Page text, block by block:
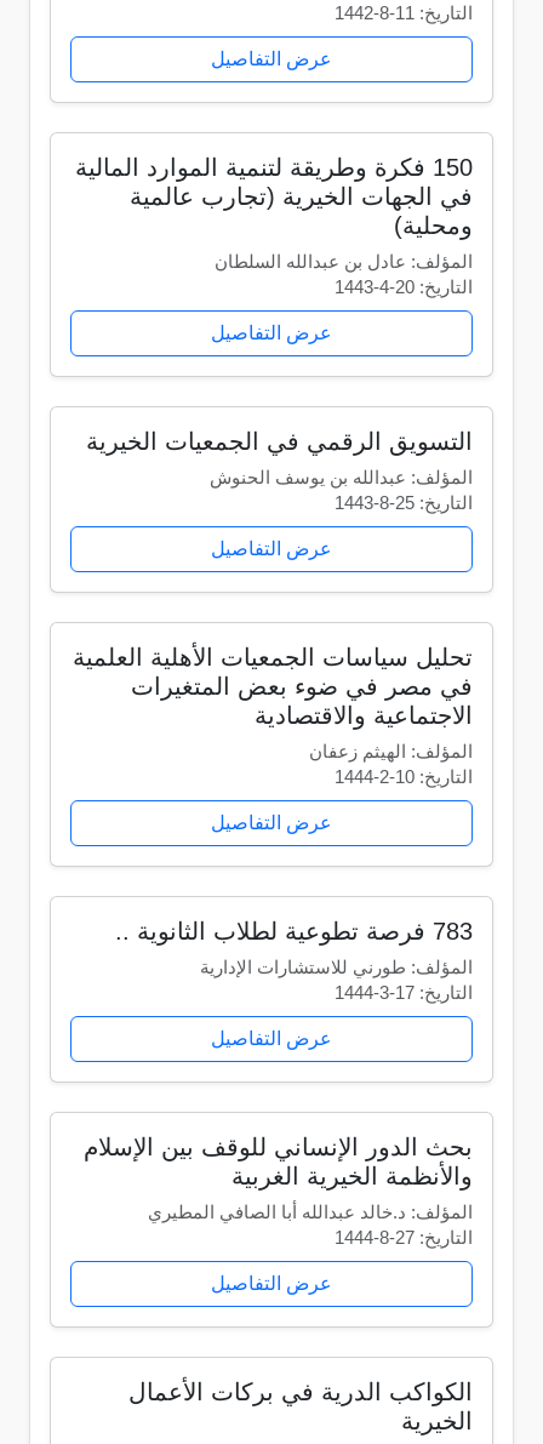
التاريخ: 11-8-1442
عرض التفاصيل
150 فكرة وطريقة لتنمية الموارد المالية
في الجهات الخيرية (تجارب عالمية
ومحلية)
المؤلف: عادل بن عبدالله السلطان
التاريخ: 20-4-1443
عرض التفاصيل
التسويق الرقمي في الجمعيات الخيرية
المؤلف: عبدالله بن يوسف الحنوش
التاريخ: 25-8-1443
عرض التفاصيل
تحليل سياسات الجمعيات الأهلية العلمية
في مصر في ضوء بعض المتغيرات
الاجتماعية والاقتصادية
المؤلف: الهيثم زعفان
التاريخ: 10-2-1444
عرض التفاصيل
783 فرصة تطوعية لطلاب الثانوية ..
المؤلف: طورني للاستشارات الإدارية
التاريخ: 17-3-1444
عرض التفاصيل
بحث الدور الإنساني للوقف بين الإسلام
والأنظمة الخيرية الغربية
المؤلف: د.خالد عبدالله أبا الصافي المطيري
التاريخ: 27-8-1444
عرض التفاصيل
الكواكب الدرية في بركات الأعمال
الخيرية